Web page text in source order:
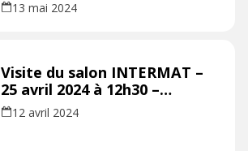
13 mai 2024
Visite du salon INTERMAT –
25 avril 2024 à 12h30 –
programme complet à
découvrir
12 avril 2024